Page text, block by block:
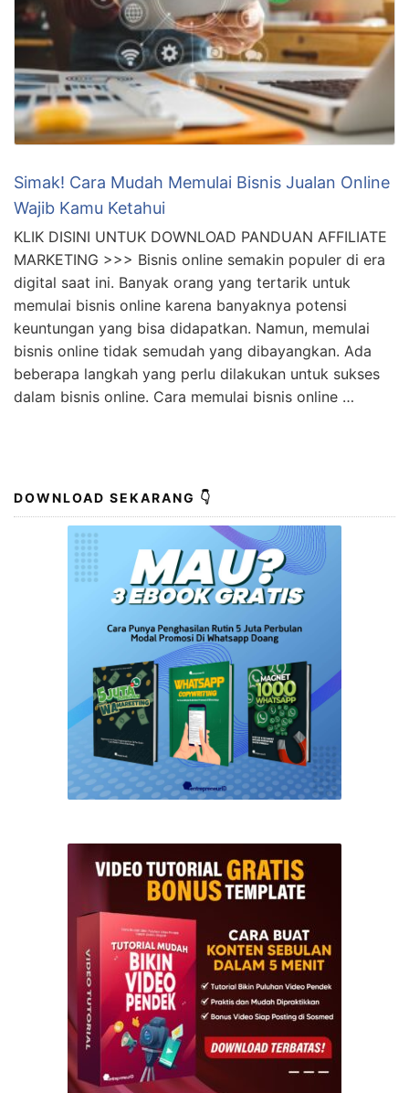
Simak! Cara Mudah Memulai Bisnis Jualan Online
Wajib Kamu Ketahui
KLIK DISINI UNTUK DOWNLOAD PANDUAN AFFILIATE
MARKETING >>> Bisnis online semakin populer di era
digital saat ini. Banyak orang yang tertarik untuk
memulai bisnis online karena banyaknya potensi
keuntungan yang bisa didapatkan. Namun, memulai
bisnis online tidak semudah yang dibayangkan. Ada
beberapa langkah yang perlu dilakukan untuk sukses
dalam bisnis online. Cara memulai bisnis online …
DOWNLOAD SEKARANG 👇